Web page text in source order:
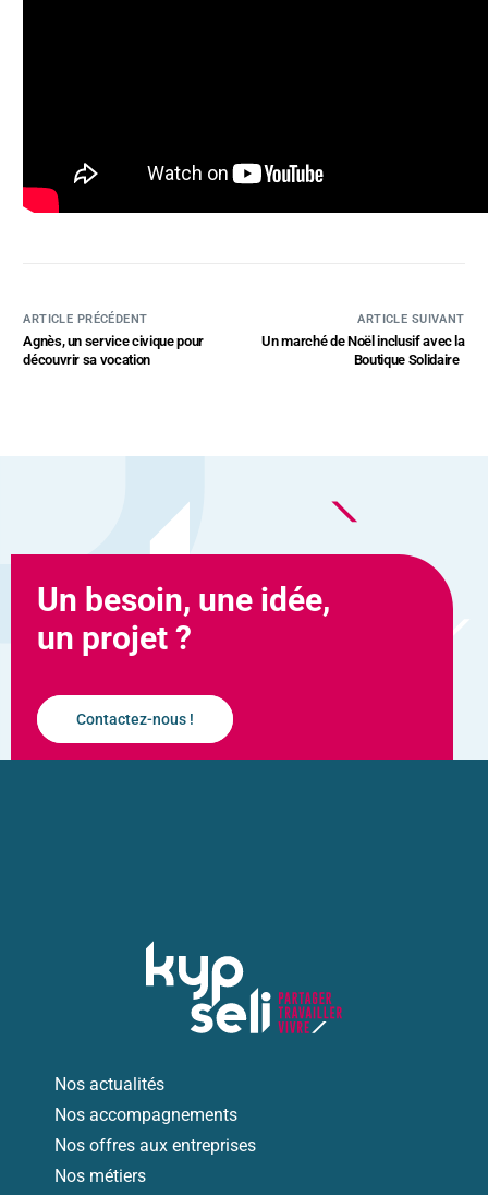
ARTICLE PRÉCÉDENT
Agnès, un service civique pour
découvrir sa vocation
ARTICLE SUIVANT
Un marché de Noël inclusif avec la
Boutique Solidaire
Un besoin, une idée,
un projet ?
Contactez-nous !
Nos actualités
Nos accompagnements
Nos offres aux entreprises
Nos métiers